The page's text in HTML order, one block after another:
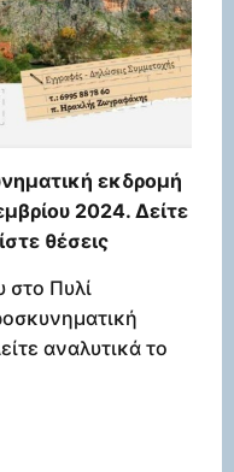
εκδρομή
2024. Δείτε
θέσεις
στο Πυλί
αναλυτικά το